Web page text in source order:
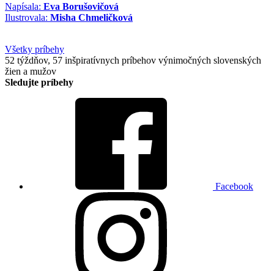
Napísala: Eva Borušovičová
Ilustrovala: Misha Chmeličková
Všetky príbehy
52 týždňov, 57 inšpiratívnych príbehov výnimočných slovenských
žien a mužov
Sledujte príbehy
Facebook